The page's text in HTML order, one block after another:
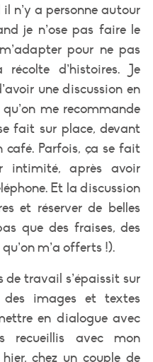
n’y a personne autour
je n’ose pas faire le
pour ne pas
d’histoires. Je
une discussion en
me recommande
fait sur place, devant
café. Parfois, ça se fait
intimité, après avoir
Et la discussion
et réserver de belles
que des fraises, des
m’a offerts !).
travail s’épaissit sur
des images et textes
en dialogue avec
recueillis avec mon
chez un couple de